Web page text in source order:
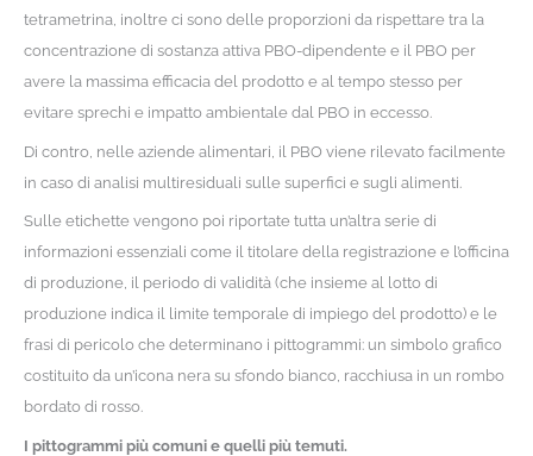
tetrametrina, inoltre ci sono delle proporzioni da rispettare tra la
concentrazione di sostanza attiva PBO-dipendente e il PBO per
avere la massima efficacia del prodotto e al tempo stesso per
evitare sprechi e impatto ambientale dal PBO in eccesso.
Di contro, nelle aziende alimentari, il PBO viene rilevato facilmente
in caso di analisi multiresiduali sulle superfici e sugli alimenti.
Sulle etichette vengono poi riportate tutta un’altra serie di
informazioni essenziali come il titolare della registrazione e l’officina
di produzione, il periodo di validità (che insieme al lotto di
produzione indica il limite temporale di impiego del prodotto) e le
frasi di pericolo che determinano i pittogrammi: un simbolo grafico
costituito da un’icona nera su sfondo bianco, racchiusa in un rombo
bordato di rosso.
I pittogrammi più comuni e quelli più temuti.